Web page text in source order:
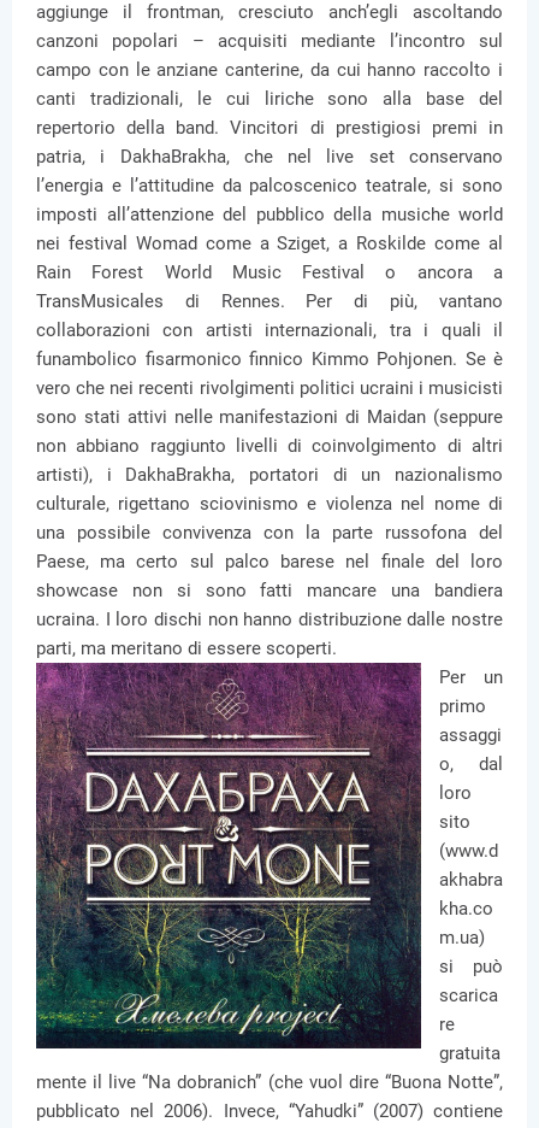
aggiunge il frontman, cresciuto anch’egli ascoltando
canzoni popolari – acquisiti mediante l’incontro sul
campo con le anziane canterine, da cui hanno raccolto i
canti tradizionali, le cui liriche sono alla base del
repertorio della band. Vincitori di prestigiosi premi in
patria, i DakhaBrakha, che nel live set conservano
l’energia e l’attitudine da palcoscenico teatrale, si sono
imposti all’attenzione del pubblico della musiche world
nei festival Womad come a Sziget, a Roskilde come al
Rain Forest World Music Festival o ancora a
TransMusicales di Rennes. Per di più, vantano
collaborazioni con artisti internazionali, tra i quali il
funambolico fisarmonico finnico Kimmo Pohjonen. Se è
vero che nei recenti rivolgimenti politici ucraini i musicisti
sono stati attivi nelle manifestazioni di Maidan (seppure
non abbiano raggiunto livelli di coinvolgimento di altri
artisti), i DakhaBrakha, portatori di un nazionalismo
culturale, rigettano sciovinismo e violenza nel nome di
una possibile convivenza con la parte russofona del
Paese, ma certo sul palco barese nel finale del loro
showcase non si sono fatti mancare una bandiera
ucraina. I loro dischi non hanno distribuzione dalle nostre
parti, ma meritano di essere scoperti.
Per un
primo
assaggi
o, dal
loro
sito
(www.d
akhabra
kha.co
m.ua)
si può
scarica
re
gratuita
mente il live “Na dobranich” (che vuol dire “Buona Notte”,
pubblicato nel 2006). Invece, “Yahudki” (2007) contiene